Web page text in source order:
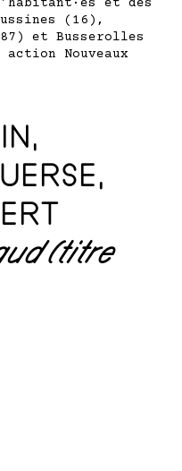
et des
(16),
et Busserolles
Nouveaux
(titre